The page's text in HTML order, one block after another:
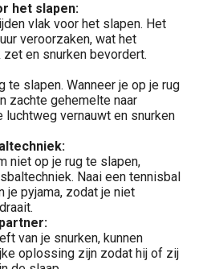
het slapen:
vlak voor het slapen. Het
veroorzaken, wat het
en snurken bevordert.
te slapen. Wanneer je op je rug
zachte gehemelte naar
luchtweg vernauwt en snurken
niet op je rug te slapen,
Naai een tennisbal
je pyjama, zodat je niet
van je snurken, kunnen
oplossing zijn zodat hij of zij